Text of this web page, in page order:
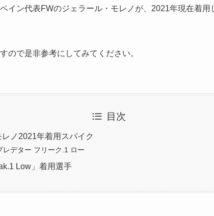
イン代表FWのジェラール・モレノが、2021年現在着用
ので是非参考にしてみてください。
目次
ノ2021年着用スパイク
レデター フリーク.1 ロー
Low」着用選手